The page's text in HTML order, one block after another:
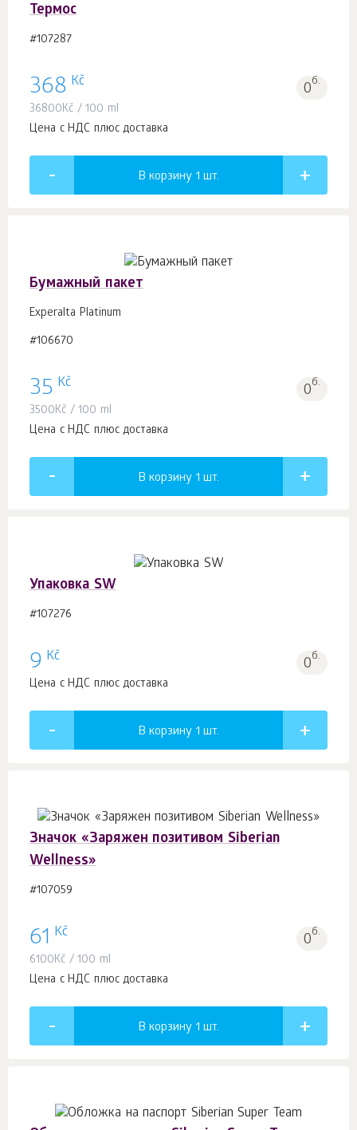
Термос
#107287
368 Kč 0б.
36800Kč / 100 ml
Цена с НДС плюс доставка
В корзину 1 шт.
Бумажный пакет
Experalta Platinum
#106670
35 Kč 0б.
3500Kč / 100 ml
Цена с НДС плюс доставка
В корзину 1 шт.
Упаковка SW
#107276
9 Kč 0б.
Цена с НДС плюс доставка
В корзину 1 шт.
Значок «Заряжен позитивом Siberian
Wellness»
#107059
61 Kč 0б.
6100Kč / 100 ml
Цена с НДС плюс доставка
В корзину 1 шт.